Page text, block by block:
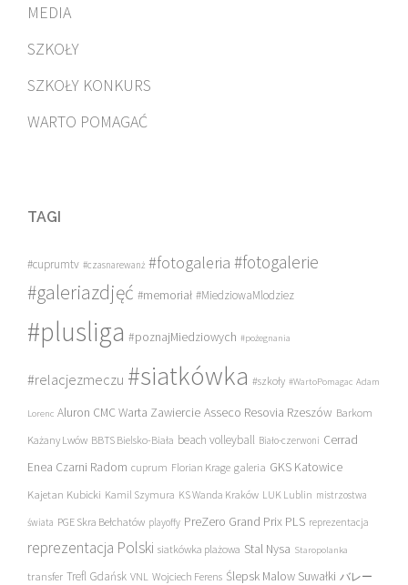
MEDIA
SZKOŁY
SZKOŁY KONKURS
WARTO POMAGAĆ
TAGI
#cuprumtv #czasnarewanż #fotogaleria #fotogalerie
#galeriazdjęć #memoriał #MiedziowaMlodziez
#plusliga #poznajMiedziowych #pożegnania
#relacjezmeczu #siatkówka #szkoły #WartoPomagac Adam
Lorenc Aluron CMC Warta Zawiercie Asseco Resovia Rzeszów Barkom
Każany Lwów BBTS Bielsko-Biała beach volleyball Biało-czerwoni Cerrad
Enea Czarni Radom cuprum Florian Krage galeria GKS Katowice
Kajetan Kubicki Kamil Szymura KS Wanda Kraków LUK Lublin mistrzostwa
świata PGE Skra Bełchatów playoffy PreZero Grand Prix PLS reprezentacja
reprezentacja Polski siatkówka plażowa Stal Nysa Staropolanka
transfer Trefl Gdańsk VNL Wojciech Ferens Ślepsk Malow Suwałki バレー